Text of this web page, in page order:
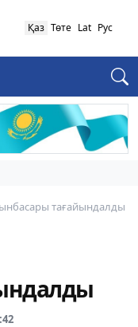
Қаз Төте Lat Рус
тағайындалды